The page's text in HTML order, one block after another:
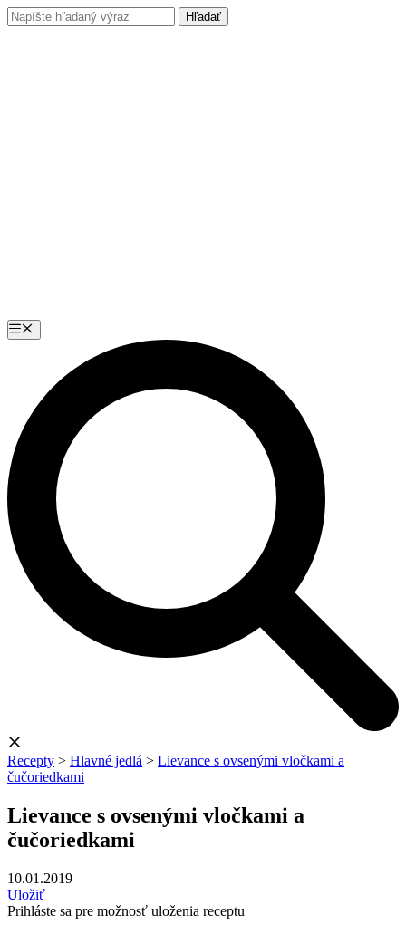
Preskočiť
na
Menu
Recepty > Hlavné jedlá > Lievance s ovsenými vločkami a
čučoriedkami
Lievance s ovsenými vločkami a
čučoriedkami
10.01.2019
Uložiť
Prihláste sa pre možnosť uloženia receptu